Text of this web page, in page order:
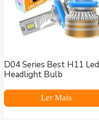
D04 Series Best H11 Led
Headlight Bulb
Ler Mais